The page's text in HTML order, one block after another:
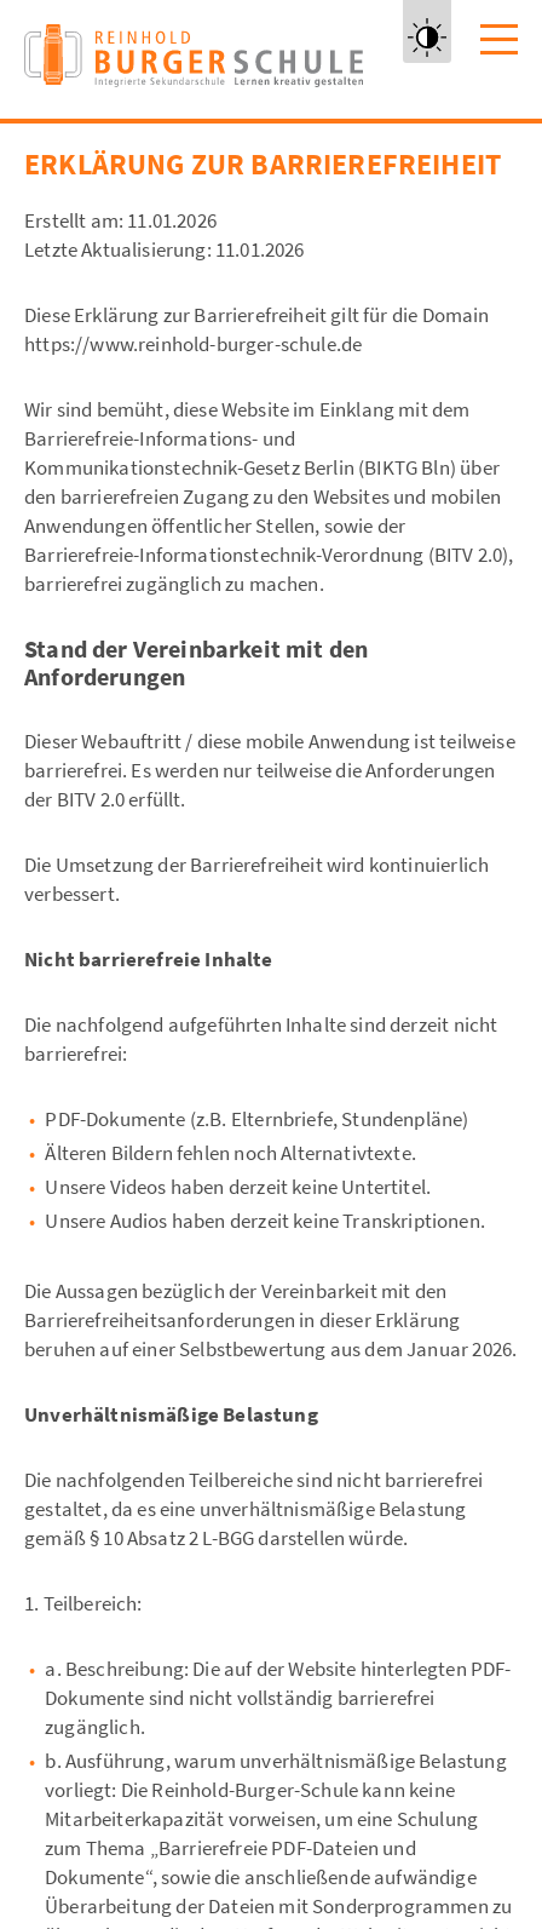
Inhalt
springen
Kontrast
ERKLÄRUNG ZUR BARRIEREFREIHEIT
Erstellt am: 11.01.2026
Letzte Aktualisierung: 11.01.2026
Diese Erklärung zur Barrierefreiheit gilt für die Domain
https://www.reinhold-burger-schule.de
Wir sind bemüht, diese Website im Einklang mit dem
Barrierefreie-Informations- und
Kommunikationstechnik-Gesetz Berlin (BIKTG Bln) über
den barrierefreien Zugang zu den Websites und mobilen
Anwendungen öffentlicher Stellen, sowie der
Barrierefreie-Informationstechnik-Verordnung (BITV 2.0),
barrierefrei zugänglich zu machen.
Stand der Vereinbarkeit mit den
Anforderungen
Dieser Webauftritt / diese mobile Anwendung ist teilweise
barrierefrei. Es werden nur teilweise die Anforderungen
der BITV 2.0 erfüllt.
Die Umsetzung der Barrierefreiheit wird kontinuierlich
verbessert.
Nicht barrierefreie Inhalte
Die nachfolgend aufgeführten Inhalte sind derzeit nicht
barrierefrei:
PDF-Dokumente (z.B. Elternbriefe, Stundenpläne)
Älteren Bildern fehlen noch Alternativtexte.
Unsere Videos haben derzeit keine Untertitel.
Unsere Audios haben derzeit keine Transkriptionen.
Die Aussagen bezüglich der Vereinbarkeit mit den
Barrierefreiheitsanforderungen in dieser Erklärung
beruhen auf einer Selbstbewertung aus dem Januar 2026.
Unverhältnismäßige Belastung
Die nachfolgenden Teilbereiche sind nicht barrierefrei
gestaltet, da es eine unverhältnismäßige Belastung
gemäß § 10 Absatz 2 L-BGG darstellen würde.
1. Teilbereich:
a. Beschreibung: Die auf der Website hinterlegten PDF-
Dokumente sind nicht vollständig barrierefrei
zugänglich.
b. Ausführung, warum unverhältnismäßige Belastung
vorliegt: Die Reinhold-Burger-Schule kann keine
Mitarbeiterkapazität vorweisen, um eine Schulung
zum Thema „Barrierefreie PDF-Dateien und
Dokumente“, sowie die anschließende aufwändige
Überarbeitung der Dateien mit Sonderprogrammen zu